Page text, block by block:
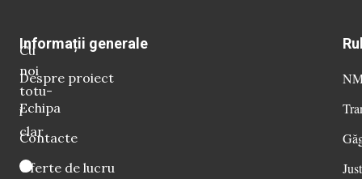
Cu
noi
totu-
i
clar
Informații generale
Despre proiect
Echipa
Contacte
Oferte de lucru